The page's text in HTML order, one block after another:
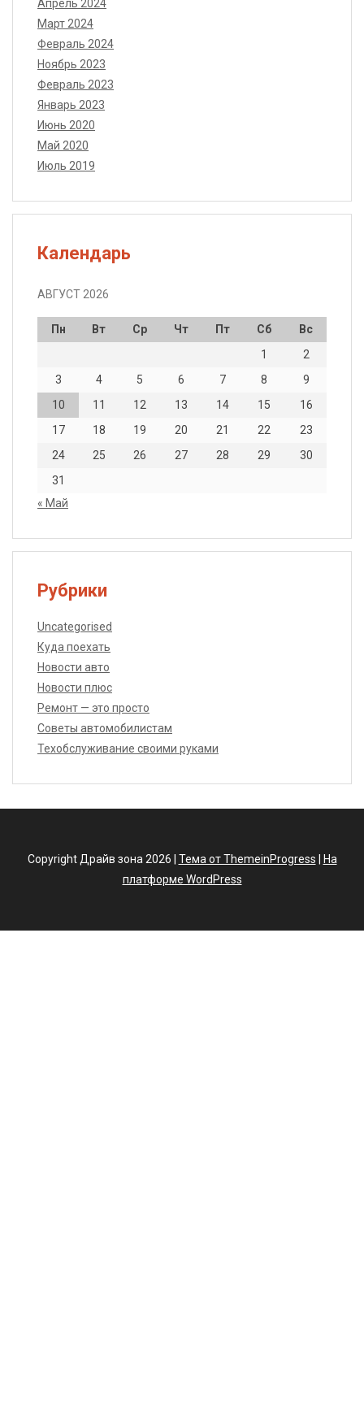
Апрель 2024
Март 2024
Февраль 2024
Ноябрь 2023
Февраль 2023
Январь 2023
Июнь 2020
Май 2020
Июль 2019
Календарь
АВГУСТ 2026
Пн Вт Ср Чт Пт Сб
Вс
1
2
3
4 5 6 7 8
9
10
11 12 13 14 15
16
17
18 19 20 21 22
23
24
25 26 27 28 29
30
31
« Май
Рубрики
Uncategorised
Куда поехать
Новости авто
Новости плюс
Ремонт — это просто
Советы автомобилистам
Техобслуживание своими руками
Copyright Драйв зона 2026 | Тема от ThemeinProgress
На
платформе WordPress